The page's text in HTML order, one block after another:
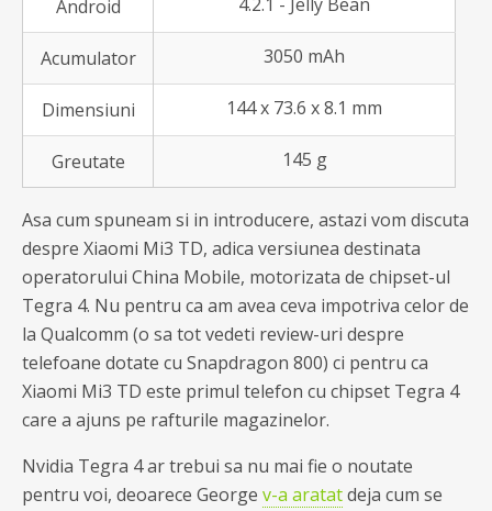
Android
Acumulator 3050 mAh
Dimensiuni 144 x 73.6 x 8.1 mm
Greutate 145 g
Asa cum spuneam si in introducere, astazi vom discuta
despre Xiaomi Mi3 TD, adica versiunea destinata
operatorului China Mobile, motorizata de chipset-ul
Tegra 4. Nu pentru ca am avea ceva impotriva celor de
la Qualcomm (o sa tot vedeti review-uri despre
telefoane dotate cu Snapdragon 800) ci pentru ca
Xiaomi Mi3 TD este primul telefon cu chipset Tegra 4
care a ajuns pe rafturile magazinelor.
Nvidia Tegra 4 ar trebui sa nu mai fie o noutate
pentru voi, deoarece George v-a aratatdeja cum se